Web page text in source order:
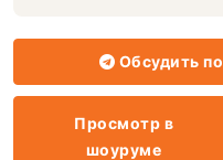
Обсудить
Просмотр в
шоуруме